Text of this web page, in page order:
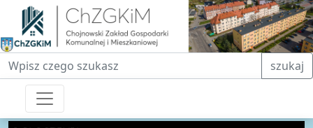
Fraza do wyszukiwania szukaj